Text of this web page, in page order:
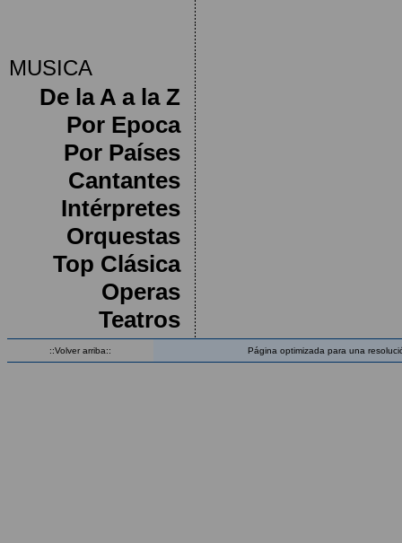
MUSICA
De la A a la Z
Por Epoca
Por Países
Cantantes
Intérpretes
Orquestas
Top Clásica
Operas
Teatros
::Volver arriba:: Página optimizada para una